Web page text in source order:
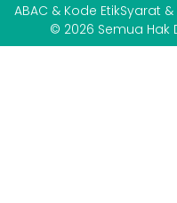
© 2026 Semua Hak
ABAC & Kode EtikSyarat